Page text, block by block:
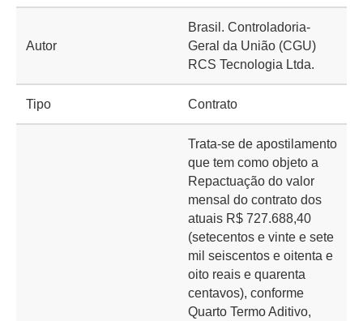
Autor
Brasil. Controladoria-
Geral da União (CGU)
RCS Tecnologia Ltda.
Tipo Contrato
Trata-se de apostilamento
que tem como objeto a
Repactuação do valor
mensal do contrato dos
atuais R$ 727.688,40
(setecentos e vinte e sete
mil seiscentos e oitenta e
oito reais e quarenta
centavos), conforme
Quarto Termo Aditivo,